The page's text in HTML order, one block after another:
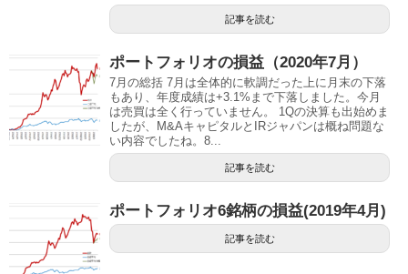
記事を読む
ポートフォリオの損益（2020年7月）
7月の総括 7月は全体的に軟調だった上に月末の下落
もあり、年度成績は+3.1%まで下落しました。今月
は売買は全く行っていません。 1Qの決算も出始めま
したが、M&AキャピタルとIRジャパンは概ね問題な
い内容でしたね。8...
記事を読む
ポートフォリオ6銘柄の損益(2019年4月)
記事を読む